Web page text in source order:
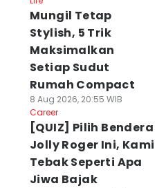
Mungil Tetap
Stylish, 5 Trik
Maksimalkan
Setiap Sudut
Rumah Compact
8 Aug 2026, 20:55 WIB
Career
[QUIZ] Pilih Bendera
Jolly Roger Ini, Kami
Tebak Seperti Apa
Jiwa Bajak